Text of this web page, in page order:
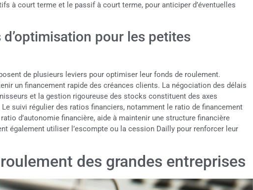
à court terme et le passif à court terme, pour anticiper d’éventuelles
pour les petites
de plusieurs leviers pour optimiser leur fonds de roulement.
un financement rapide des créances clients. La négociation des délais
et la gestion rigoureuse des stocks constituent des axes
suivi régulier des ratios financiers, notamment le ratio de financement
d’autonomie financière, aide à maintenir une structure financière
également utiliser l’escompte ou la cession Dailly pour renforcer leur
des grandes entreprises